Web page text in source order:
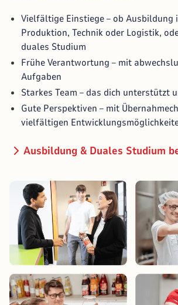
Vielfältige Einstiege – ob Ausbildung
Produktion, Technik oder Logistik,
duales Studium
Frühe Verantwortung – mit
Aufgaben
Starkes Team – das dich unterstützt
Gute Perspektiven – mit
vielfältigen
Ausbildung & Duales Studium